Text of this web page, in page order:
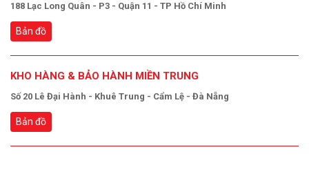
188 Lạc Long Quân - P3 - Quận 11 - TP Hồ Chí Minh
Bản đồ
KHO HÀNG & BẢO HÀNH MIỀN TRUNG
Số 20 Lê Đại Hành - Khuê Trung - Cẩm Lệ - Đà Nẵng
Bản đồ